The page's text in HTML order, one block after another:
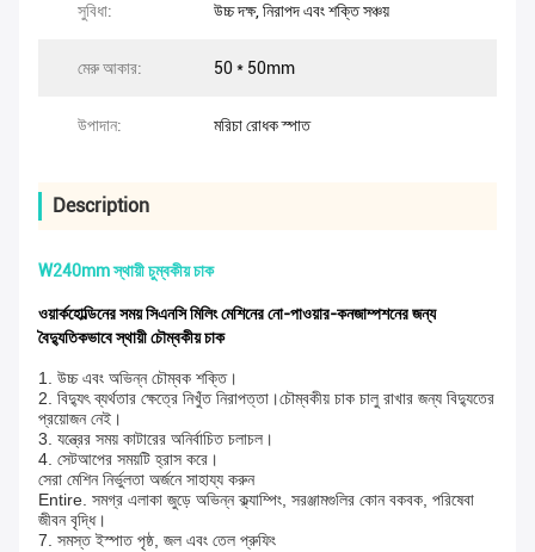
সুবিধা: উচ্চ দক্ষ, নিরাপদ এবং শক্তি সঞ্চয়
মেরু আকার: 50 * 50mm
উপাদান: মরিচা রোধক স্পাত
Description
W240mm স্থায়ী চুম্বকীয় চাক
ওয়ার্কহোল্ডিনের সময় সিএনসি মিলিং মেশিনের নো-পাওয়ার-কনজাম্পশনের জন্য
বৈদ্যুতিকভাবে স্থায়ী চৌম্বকীয় চাক
1. উচ্চ এবং অভিন্ন চৌম্বক শক্তি।
2. বিদ্যুৎ ব্যর্থতার ক্ষেত্রে নিখুঁত নিরাপত্তা।চৌম্বকীয় চাক চালু রাখার জন্য বিদ্যুতের
প্রয়োজন নেই।
3. যন্ত্রের সময় কাটারের অনির্বাচিত চলাচল।
4. সেটআপের সময়টি হ্রাস করে।
সেরা মেশিন নির্ভুলতা অর্জনে সাহায্য করুন
Entire. সমগ্র এলাকা জুড়ে অভিন্ন ক্ল্যাম্পিং, সরঞ্জামগুলির কোন বকবক, পরিষেবা
জীবন বৃদ্ধি।
7. সমস্ত ইস্পাত পৃষ্ঠ, জল এবং তেল প্রুফিং